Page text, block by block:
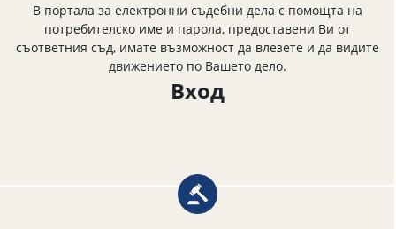
В портала за електронни съдебни дела с помощта на
потребителско име и парола, предоставени Ви от
съответния съд, имате възможност да влезете и да видите
движението по Вашето дело.
Вход